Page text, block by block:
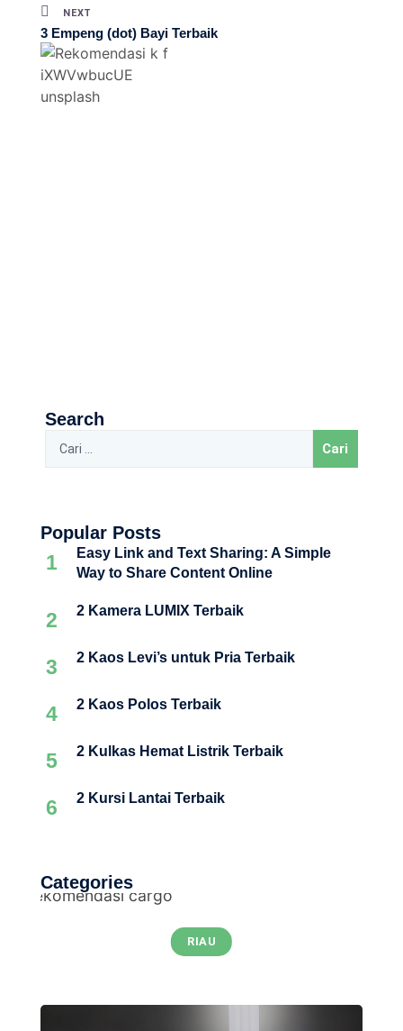
NEXT
3 Empeng (dot) Bayi Terbaik
Search
Popular Posts
1
Easy Link and Text Sharing: A Simple
Way to Share Content Online
2 2 Kamera LUMIX Terbaik
3 2 Kaos Levi’s untuk Pria Terbaik
4 2 Kaos Polos Terbaik
5 2 Kulkas Hemat Listrik Terbaik
6 2 Kursi Lantai Terbaik
Categories
RIAU